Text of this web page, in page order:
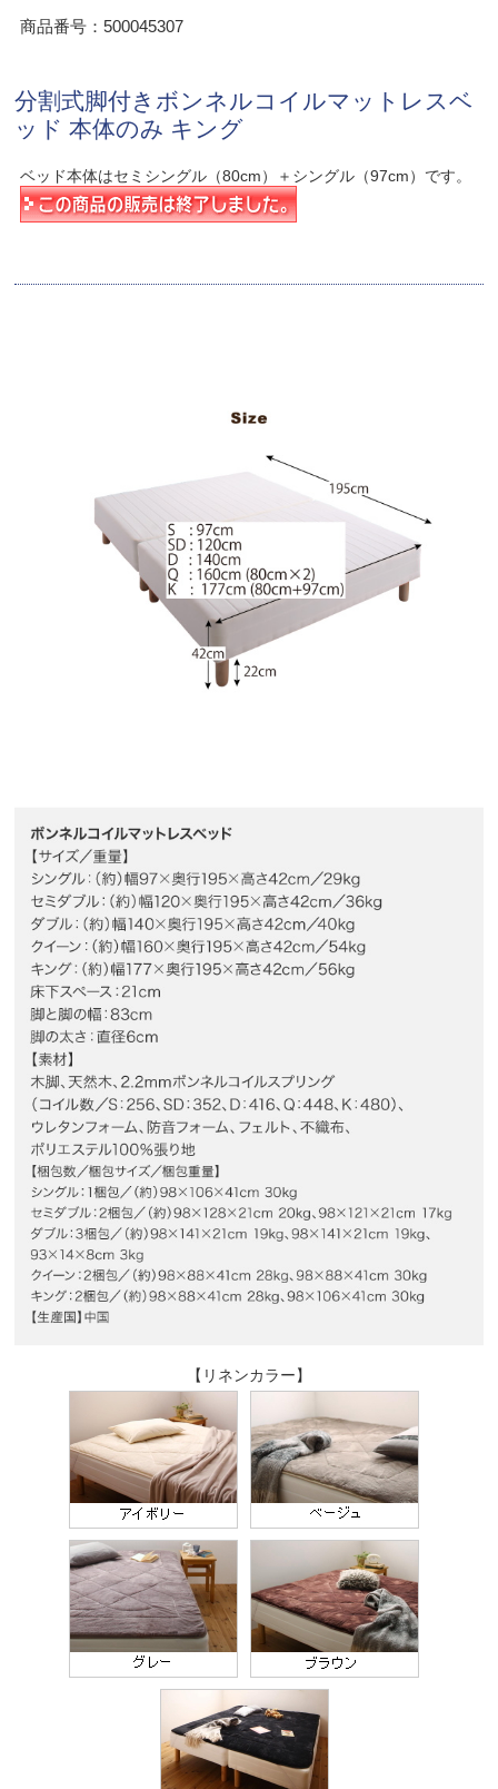
商品番号：500045307
分割式脚付きボンネルコイルマットレスベ
ッド 本体のみ キング
ベッド本体はセミシングル（80cm）＋シングル（97cm）です。
【リネンカラー】